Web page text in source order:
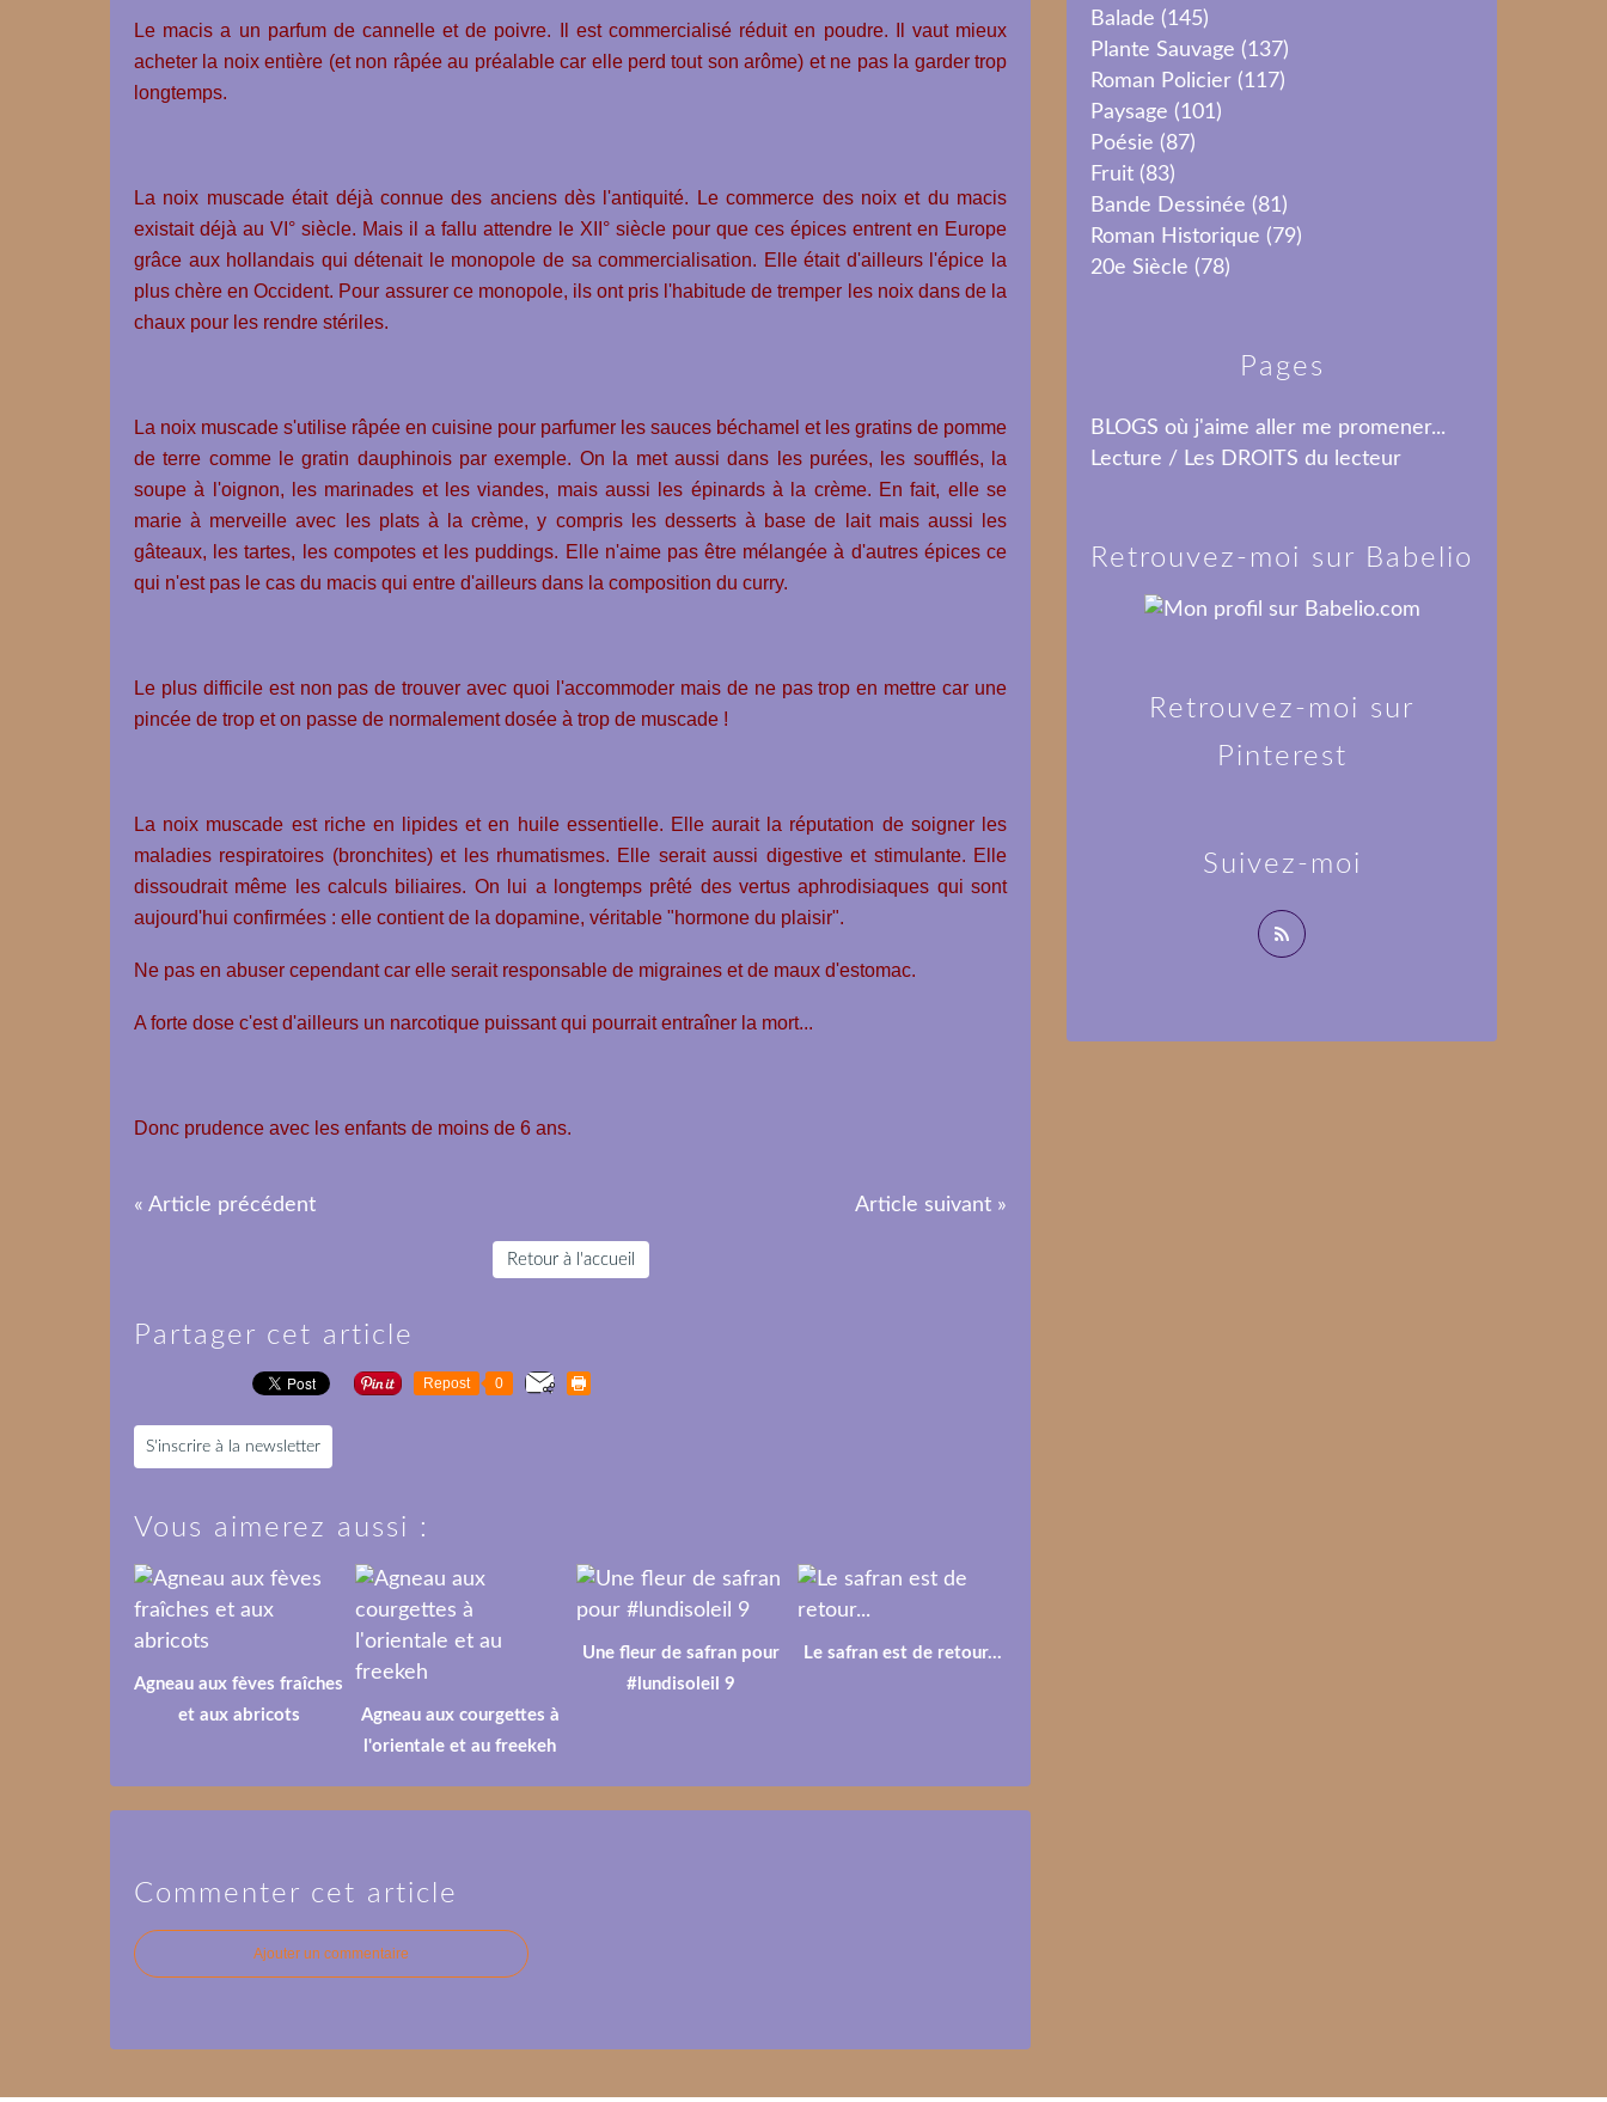
Le macis a un parfum de cannelle et de poivre. Il est commercialisé réduit en poudre. Il vaut mieux
acheter la noix entière (et non râpée au préalable car elle perd tout son arôme) et ne pas la garder trop
longtemps.
La noix muscade était déjà connue des anciens dès l'antiquité. Le commerce des noix et du macis
existait déjà au VI° siècle. Mais il a fallu attendre le XII° siècle pour que ces épices entrent en Europe
grâce aux hollandais qui détenait le monopole de sa commercialisation. Elle était d'ailleurs l'épice la
plus chère en Occident. Pour assurer ce monopole, ils ont pris l'habitude de tremper les noix dans de la
chaux pour les rendre stériles.
La noix muscade s'utilise râpée en cuisine pour parfumer les sauces béchamel et les gratins de pomme
de terre comme le gratin dauphinois par exemple. On la met aussi dans les purées, les soufflés, la
soupe à l'oignon, les marinades et les viandes, mais aussi les épinards à la crème. En fait, elle se
marie à merveille avec les plats à la crème, y compris les desserts à base de lait mais aussi les
gâteaux, les tartes, les compotes et les puddings. Elle n'aime pas être mélangée à d'autres épices ce
qui n'est pas le cas du macis qui entre d'ailleurs dans la composition du curry.
Le plus difficile est non pas de trouver avec quoi l'accommoder mais de ne pas trop en mettre car une
pincée de trop et on passe de normalement dosée à trop de muscade !
La noix muscade est riche en lipides et en huile essentielle. Elle aurait la réputation de soigner les
maladies respiratoires (bronchites) et les rhumatismes. Elle serait aussi digestive et stimulante. Elle
dissoudrait même les calculs biliaires. On lui a longtemps prêté des vertus aphrodisiaques qui sont
aujourd'hui confirmées : elle contient de la dopamine, véritable "hormone du plaisir".
Ne pas en abuser cependant car elle serait responsable de migraines et de maux d'estomac.
A forte dose c'est d'ailleurs un narcotique puissant qui pourrait entraîner la mort...
Donc prudence avec les enfants de moins de 6 ans.
« Article précédent Article suivant »
Retour à l'accueil
Partager cet article
Repost 0
S'inscrire à la newsletter
Vous aimerez aussi :
Agneau aux fèves fraîches
et aux abricots
Agneau aux courgettes à
l'orientale et au freekeh
Une fleur de safran pour
#lundisoleil 9
Le safran est de retour...
Commenter cet article
Ajouter un commentaire
Balade (145)
Plante Sauvage (137)
Roman Policier (117)
Paysage (101)
Poésie (87)
Fruit (83)
Bande Dessinée (81)
Roman Historique (79)
20e Siècle (78)
Pages
BLOGS où j'aime aller me promener...
Lecture / Les DROITS du lecteur
Suivez-moi
Retrouvez-moi sur Babelio
Retrouvez-moi sur
Pinterest